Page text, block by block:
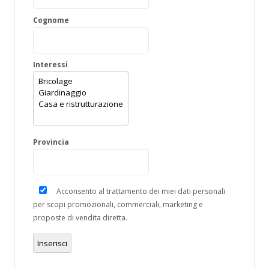
Cognome
Interessi
Provincia
Acconsento al trattamento dei miei dati personali
per scopi promozionali, commerciali, marketing e
proposte di vendita diretta.
Inserisci